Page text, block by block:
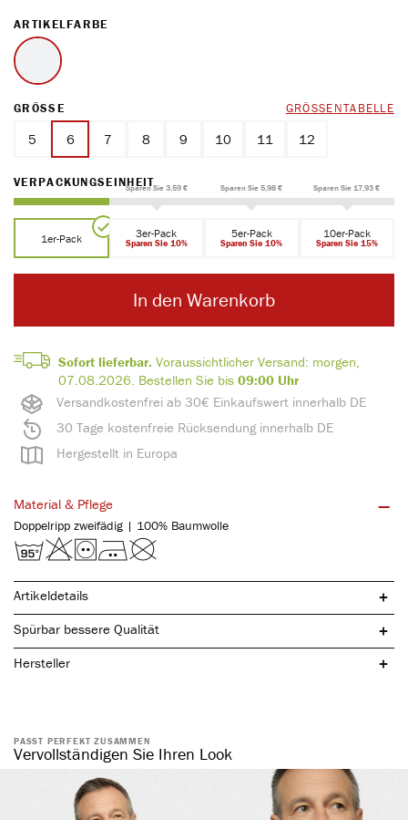
Versandkostenfrei ab 30€ Einkaufswert innerhalb DE
30 Tage kostenfreie Rücksendung innerhalb DE
Hergestellt in Europa
Sofort lieferbar. Voraussichtlicher Versand: morgen,
07.08.2026. Bestellen Sie bis 09:00 Uhr
ARTIKELFARBE
weiss
GRÖSSE AUSWÄHLEN GRÖSSENTABELLE
5 6 7 8 9 10 11 12
VERPACKUNGSEINHEITAUSWÄHLEN
Sparen Sie 3,59 € Sparen Sie 5,98 € Sparen Sie 17,93 €
1er-Pack 3er-Pack
Sparen Sie 10%
5er-Pack
Sparen Sie 10%
10er-Pack
Sparen Sie 15%
In den Warenkorb
Material & Pflege
Doppelripp zweifädig | 100% Baumwolle
Artikeldetails
reine, natürliche Baumwolle
mit praktischem Eingriff
komfortabler Weichbund
ohne störende Seitennähte
atmungsaktiv & temperaturausgleichend
Spürbar bessere Qualität
Hersteller
PASST PERFEKT ZUSAMMEN
Vervollständigen Sie Ihren Look